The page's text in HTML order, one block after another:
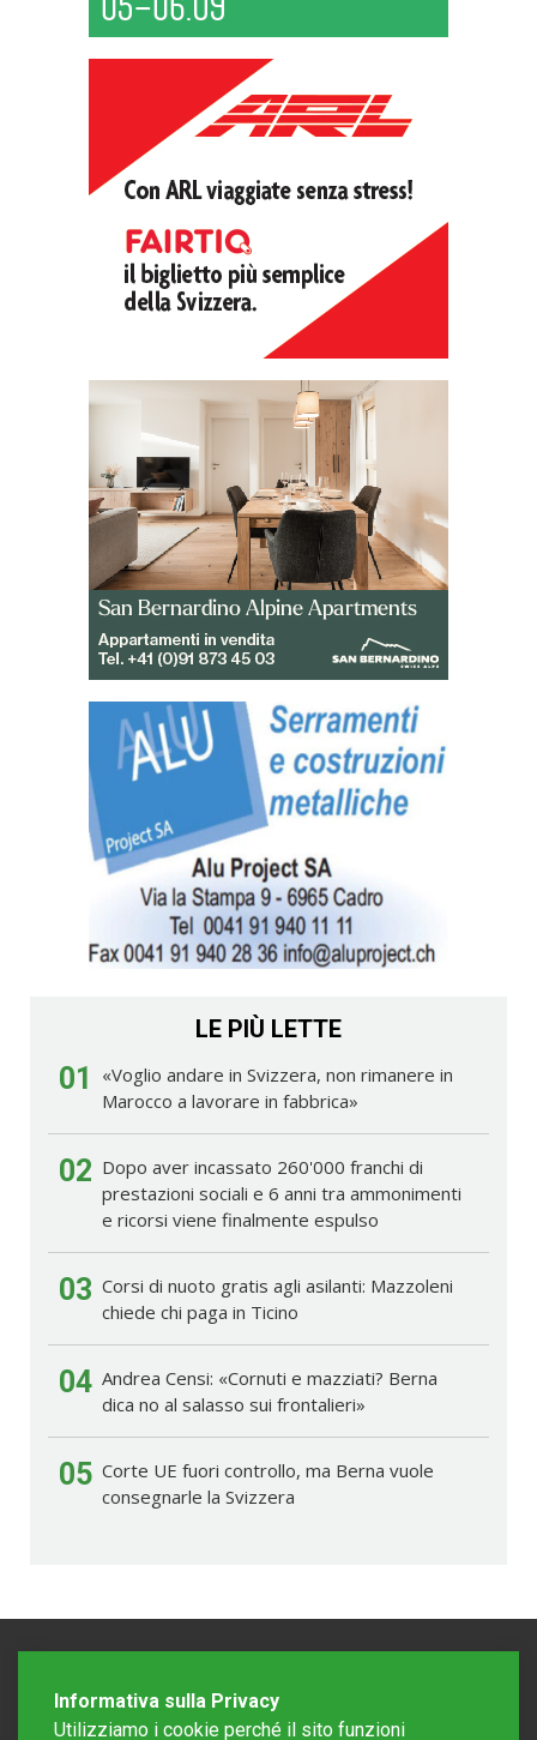
LE PIÙ LETTE
01
«Voglio andare in Svizzera, non rimanere in
Marocco a lavorare in fabbrica»
02 Dopo aver incassato 260'000 franchi di
prestazioni sociali e 6 anni tra ammonimenti
e ricorsi viene finalmente espulso
03 Corsi di nuoto gratis agli asilanti: Mazzoleni
chiede chi paga in Ticino
04 Andrea Censi: «Cornuti e mazziati? Berna
dica no al salasso sui frontalieri»
05 Corte UE fuori controllo, ma Berna vuole
consegnarle la Svizzera
Informativa sulla Privacy
Utilizziamo i cookie perché il sito funzioni